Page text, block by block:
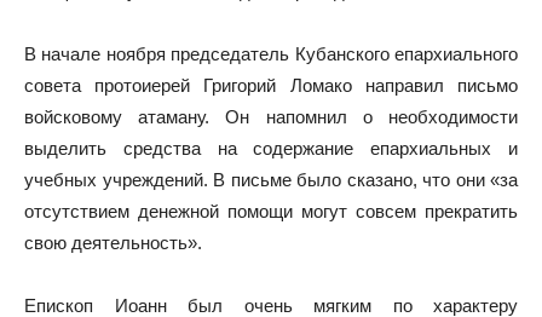
В начале ноября председатель Кубанского епархиального
совета протоиерей Григорий Ломако направил письмо
войсковому атаману. Он напомнил о необходимости
выделить средства на содержание епархиальных и
учебных учреждений. В письме было сказано, что они «за
отсутствием денежной помощи могут совсем прекратить
свою деятельность».
Епископ Иоанн был очень мягким по характеру